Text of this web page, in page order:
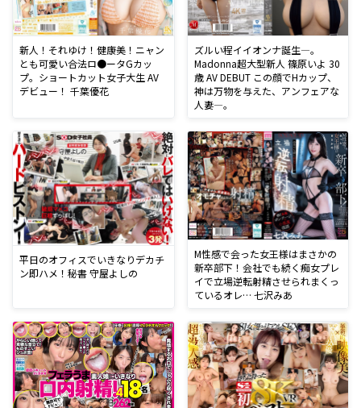
新人！それゆけ！健康美！ニャン
とも可愛い合法ロ●ータGカッ
プ。ショートカット女子大生 AV
デビュー！ 千葉優花
ズルい程イイオンナ誕生―。
Madonna超大型新人 篠原いよ 30
歳 AV DEBUT この顔でHカップ、
神は万物を与えた、アンフェアな
人妻―。
平日のオフィスでいきなりデカチ
ン即ハメ！秘書 守屋よしの
M性感で会った女王様はまさかの
新卒部下！会社でも続く痴女プレ
イで立場逆転射精させられまくっ
ているオレ… 七沢みあ